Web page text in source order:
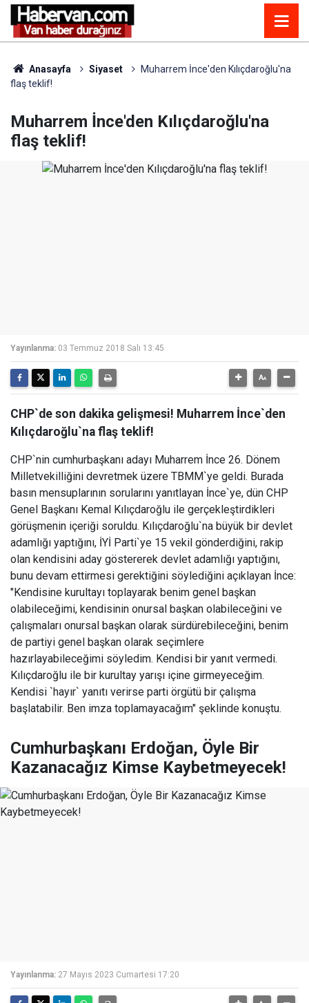
Anasayfa Siyaset
Muharrem İnce'den Kılıçdaroğlu'na
flaş teklif!
Muharrem İnce'den Kılıçdaroğlu'na
flaş teklif!
Yayınlanma: 03 Temmuz 2018 Salı 13:45
CHP`de son dakika gelişmesi! Muharrem İnce`den
Kılıçdaroğlu`na flaş teklif!
CHP`nin cumhurbaşkanı adayı Muharrem İnce 26. Dönem
Milletvekilliğini devretmek üzere TBMM`ye geldi. Burada
basın mensuplarının sorularını yanıtlayan İnce`ye, dün CHP
Genel Başkanı Kemal Kılıçdaroğlu ile gerçekleştirdikleri
görüşmenin içeriği soruldu. Kılıçdaroğlu`na büyük bir devlet
adamlığı yaptığını, İYİ Parti`ye 15 vekil gönderdiğini, rakip
olan kendisini aday göstererek devlet adamlığı yaptığını,
bunu devam ettirmesi gerektiğini söylediğini açıklayan İnce:
"Kendisine kurultayı toplayarak benim genel başkan
olabileceğimi, kendisinin onursal başkan olabileceğini ve
çalışmaları onursal başkan olarak sürdürebileceğini, benim
de partiyi genel başkan olarak seçimlere
hazırlayabileceğimi söyledim. Kendisi bir yanıt vermedi.
Kılıçdaroğlu ile bir kurultay yarışı içine girmeyeceğim.
Kendisi `hayır` yanıtı verirse parti örgütü bir çalışma
başlatabilir. Ben imza toplamayacağım" şeklinde konuştu.
Cumhurbaşkanı Erdoğan, Öyle Bir
Kazanacağız Kimse Kaybetmeyecek!
Yayınlanma: 27 Mayıs 2023 Cumartesi 17:20